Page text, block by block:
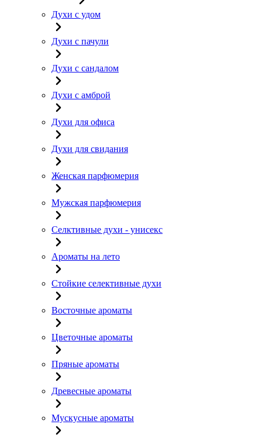
Духи с удом
Духи с пачули
Духи с сандалом
Духи с амброй
Духи для офиса
Духи для свидания
Женская парфюмерия
Мужская парфюмерия
Селктивные духи - унисекс
Ароматы на лето
Стойкие селективные духи
Восточные ароматы
Цветочные ароматы
Пряные ароматы
Древесные ароматы
Мускусные ароматы